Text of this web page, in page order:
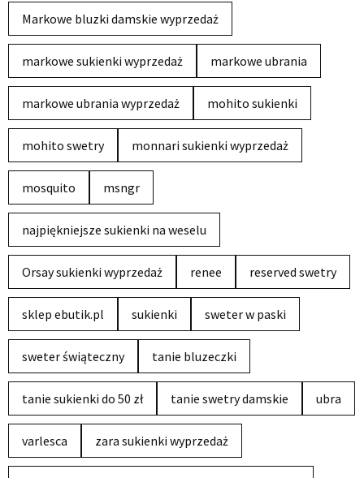
Markowe bluzki damskie wyprzedaż
markowe sukienki wyprzedaż markowe ubrania
markowe ubrania wyprzedaż mohito sukienki
mohito swetry monnari sukienki wyprzedaż
mosquito msngr
najpiękniejsze sukienki na weselu
Orsay sukienki wyprzedaż renee reserved swetry
sklep ebutik.pl sukienki sweter w paski
sweter świąteczny tanie bluzeczki
tanie sukienki do 50 zł tanie swetry damskie ubra
varlesca zara sukienki wyprzedaż